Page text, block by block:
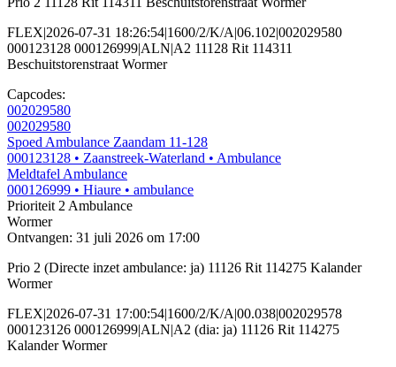
FLEX|2026-07-31 18:26:54|1600/2/K/A|06.102|002029580
000123128 000126999|ALN|A2 11128 Rit 114311
Beschuitstorenstraat Wormer
Capcodes:
002029580
002029580
Spoed Ambulance Zaandam 11-128
000123128 • Zaanstreek-Waterland • Ambulance
Meldtafel Ambulance
000126999 • Hiaure • ambulance
Prioriteit 2Ambulance
Wormer
Ontvangen: 31 juli 2026 om 17:00
Prio 2 (Directe inzet ambulance: ja) 11126 Rit 114275 Kalander
Wormer
FLEX|2026-07-31 17:00:54|1600/2/K/A|00.038|002029578
000123126 000126999|ALN|A2 (dia: ja) 11126 Rit 114275
Kalander Wormer